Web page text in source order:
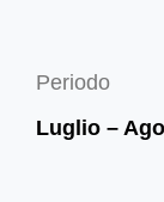
Periodo
Luglio –